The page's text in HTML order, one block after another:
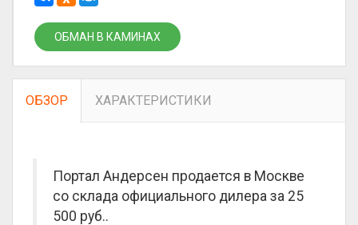
ОБМАН В КАМИНАХ
ОБЗОР ХАРАКТЕРИСТИКИ
Портал Андерсен продается в Москве
со склада официального дилера за 25
500 руб..